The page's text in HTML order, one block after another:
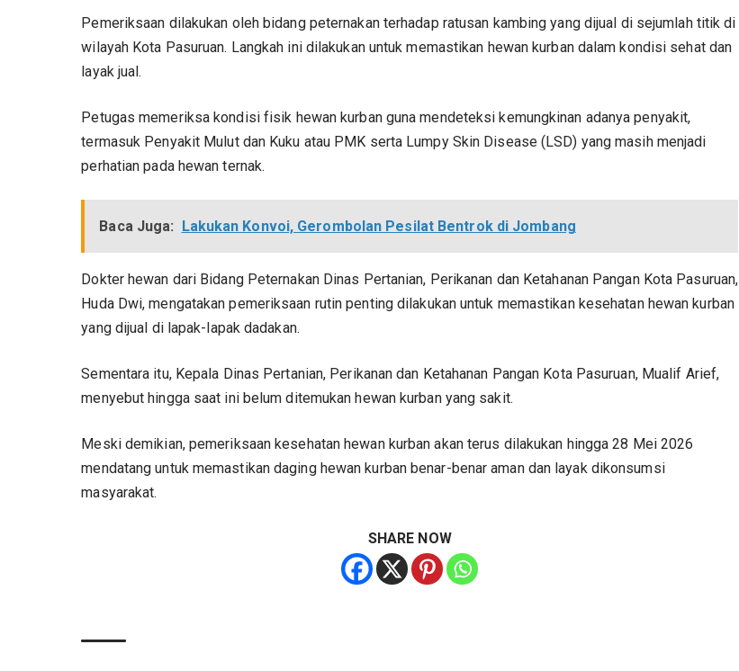
Pemeriksaan dilakukan oleh bidang peternakan terhadap ratusan kambing yang dijual di sejumlah titik di
wilayah Kota Pasuruan. Langkah ini dilakukan untuk memastikan hewan kurban dalam kondisi sehat dan
layak jual.
Petugas memeriksa kondisi fisik hewan kurban guna mendeteksi kemungkinan adanya penyakit,
termasuk Penyakit Mulut dan Kuku atau PMK serta Lumpy Skin Disease (LSD) yang masih menjadi
perhatian pada hewan ternak.
Baca Juga: Lakukan Konvoi, Gerombolan Pesilat Bentrok di Jombang
Dokter hewan dari Bidang Peternakan Dinas Pertanian, Perikanan dan Ketahanan Pangan Kota Pasuruan,
Huda Dwi, mengatakan pemeriksaan rutin penting dilakukan untuk memastikan kesehatan hewan kurban
yang dijual di lapak-lapak dadakan.
Sementara itu, Kepala Dinas Pertanian, Perikanan dan Ketahanan Pangan Kota Pasuruan, Mualif Arief,
menyebut hingga saat ini belum ditemukan hewan kurban yang sakit.
Meski demikian, pemeriksaan kesehatan hewan kurban akan terus dilakukan hingga 28 Mei 2026
mendatang untuk memastikan daging hewan kurban benar-benar aman dan layak dikonsumsi
masyarakat.
SHARE NOW